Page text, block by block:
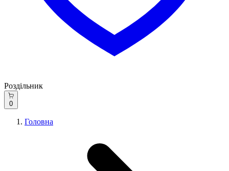
Роздільник
0
Головна